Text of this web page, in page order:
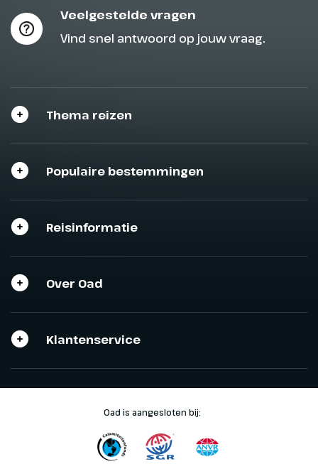
Veelgestelde vragen
Vind snel antwoord op jouw vraag.
Thema reizen
Populaire bestemmingen
Reisinformatie
Over Oad
Klantenservice
Oad is aangesloten bij: